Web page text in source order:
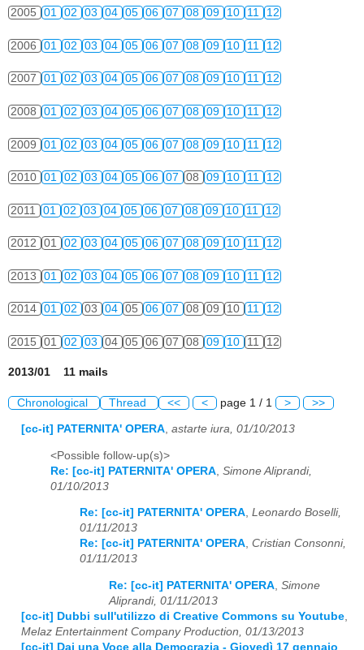
2005 01 02 03 04 05 06 07 08 09 10 11 12
2006 01 02 03 04 05 06 07 08 09 10 11 12
2007 01 02 03 04 05 06 07 08 09 10 11 12
2008 01 02 03 04 05 06 07 08 09 10 11 12
2009 01 02 03 04 05 06 07 08 09 10 11 12
2010 01 02 03 04 05 06 07 08 09 10 11 12
2011 01 02 03 04 05 06 07 08 09 10 11 12
2012 01 02 03 04 05 06 07 08 09 10 11 12
2013 01 02 03 04 05 06 07 08 09 10 11 12
2014 01 02 03 04 05 06 07 08 09 10 11 12
2015 01 02 03 04 05 06 07 08 09 10 11 12
2013/01 11 mails
Chronological Thread << < page 1 / 1 > >>
[cc-it] PATERNITA' OPERA, astarte iura, 01/10/2013
<Possible follow-up(s)>
Re: [cc-it] PATERNITA' OPERA Simone Aliprandi,
01/10/2013
Re: [cc-it] PATERNITA' OPERA, Leonardo Boselli,
01/11/2013
Re: [cc-it] PATERNITA' OPERA, Cristian Consonni,
01/11/2013
Re: [cc-it] PATERNITA' OPERA, Simone
Aliprandi, 01/11/2013
[cc-it] Dubbi sull'utilizzo di Creative Commons su Youtube,
Melaz Entertainment Company Production, 01/13/2013
[cc-it] Dai una Voce alla Democrazia - Giovedì 17 gennaio